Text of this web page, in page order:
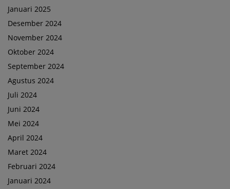
Januari 2025
Desember 2024
November 2024
Oktober 2024
September 2024
Agustus 2024
Juli 2024
Juni 2024
Mei 2024
April 2024
Maret 2024
Februari 2024
Januari 2024